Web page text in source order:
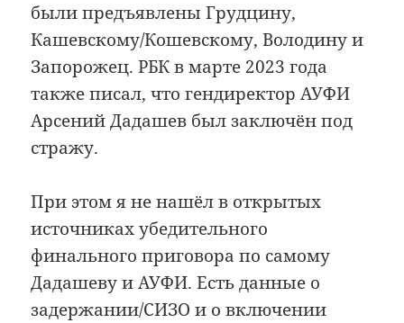
были предъявлены Грудцину,
Кашевскому/Кошевскому, Володину и
Запорожец. РБК в марте 2023 года
также писал, что гендиректор АУФИ
Арсений Дадашев был заключён под
стражу.
При этом я не нашёл в открытых
источниках убедительного
финального приговора по самому
Дадашеву и АУФИ. Есть данные о
задержании/СИЗО и о включении